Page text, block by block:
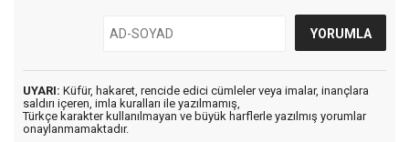
UYARI: Küfür, hakaret, rencide edici cümleler veya imalar, inançlara
saldırı içeren, imla kuralları ile yazılmamış,
Türkçe karakter kullanılmayan ve büyük harflerle yazılmış yorumlar
onaylanmamaktadır.